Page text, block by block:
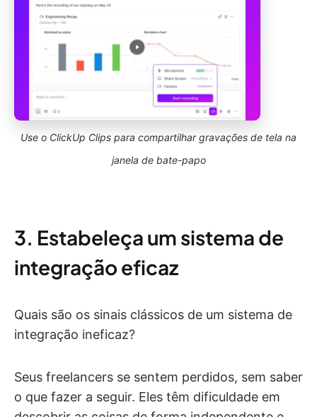
Use o ClickUp Clips para compartilhar gravações de tela na
janela de bate-papo
3. Estabeleça um sistema de
integração eficaz
Quais são os sinais clássicos de um sistema de
integração ineficaz?
Seus freelancers se sentem perdidos, sem saber
o que fazer a seguir. Eles têm dificuldade em